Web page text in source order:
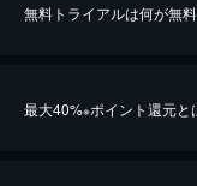
無料トライアルは何が無料
最大40%※ポイント還元と